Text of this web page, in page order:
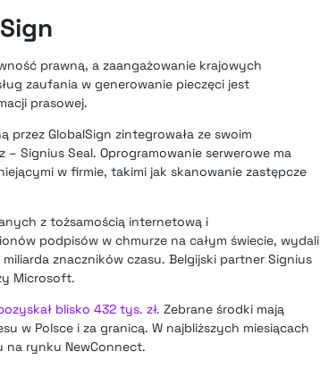
prawną, a zaangażowanie krajowych
zaufania w generowanie pieczęci jest
prasowej.
GlobalSign zintegrowała ze swoim
Signius Seal. Oprogramowanie serwerowe ma
w firmie, takimi jak skanowanie zastępcze
z tożsamością internetową i
podpisów w chmurze na całym świecie, wydali
znaczników czasu. Belgijski partner Signius
Microsoft.
blisko 432 tys. zł. Zebrane środki mają
w Polsce i za granicą. W najbliższych miesiącach
na rynku NewConnect.